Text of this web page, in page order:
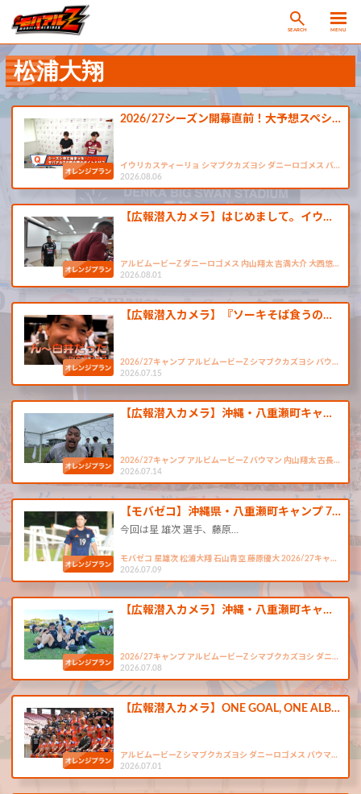
SEARCH MENU
松浦大翔
2026/27シーズン開幕直前！大予想スペシ…
イウリカスティーリョ シマブクカズヨシ ダニーロゴメス バ…
2026.08.06
【広報潜入カメラ】はじめまして。イウ…
アルビムービーZ ダニーロゴメス 内山翔太 吉満大介 大西悠…
2026.08.01
【広報潜入カメラ】『ソーキそば食うの…
2026/27キャンプ アルビムービーZ シマブクカズヨシ バウ…
2026.07.15
【広報潜入カメラ】沖縄・八重瀬町キャ…
2026/27キャンプ アルビムービーZ バウマン 内山翔太 古長…
2026.07.14
【モバゼコ】沖縄県・八重瀬町キャンプ 7…
今回は星 雄次 選手、藤原…
モバゼコ 星雄次 松浦大翔 石山青空 藤原優大 2026/27キャ…
2026.07.09
【広報潜入カメラ】沖縄・八重瀬町キャ…
2026/27キャンプ アルビムービーZ シマブクカズヨシ ダニ…
2026.07.08
【広報潜入カメラ】ONE GOAL, ONE ALB…
アルビムービーZ シマブクカズヨシ ダニーロゴメス バウマ…
2026.07.01